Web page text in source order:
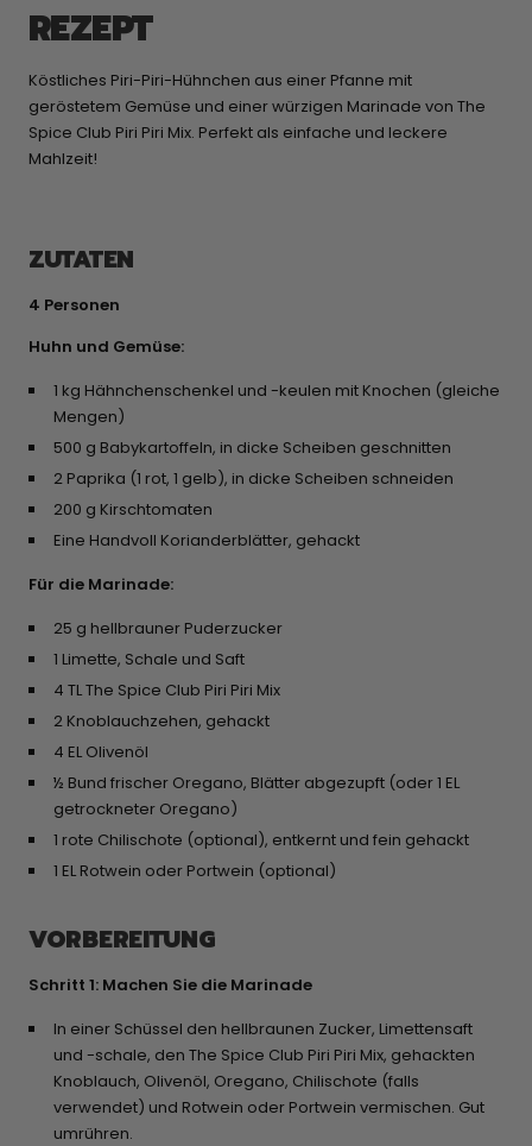
REZEPT
Köstliches Piri-Piri-Hühnchen aus einer Pfanne mit
geröstetem Gemüse und einer würzigen Marinade von The
Spice Club Piri Piri Mix. Perfekt als einfache und leckere
Mahlzeit!
ZUTATEN
4 Personen
Huhn und Gemüse:
1 kg Hähnchenschenkel und -keulen mit Knochen (gleiche
Mengen)
500 g Babykartoffeln, in dicke Scheiben geschnitten
2 Paprika (1 rot, 1 gelb), in dicke Scheiben schneiden
200 g Kirschtomaten
Eine Handvoll Korianderblätter, gehackt
Für die Marinade:
25 g hellbrauner Puderzucker
1 Limette, Schale und Saft
4 TL The Spice Club Piri Piri Mix
2 Knoblauchzehen, gehackt
4 EL Olivenöl
½ Bund frischer Oregano, Blätter abgezupft (oder 1 EL
getrockneter Oregano)
1 rote Chilischote (optional), entkernt und fein gehackt
1 EL Rotwein oder Portwein (optional)
VORBEREITUNG
Schritt 1: Machen Sie die Marinade
In einer Schüssel den hellbraunen Zucker, Limettensaft
und -schale, den The Spice Club Piri Piri Mix, gehackten
Knoblauch, Olivenöl, Oregano, Chilischote (falls
verwendet) und Rotwein oder Portwein vermischen. Gut
umrühren.